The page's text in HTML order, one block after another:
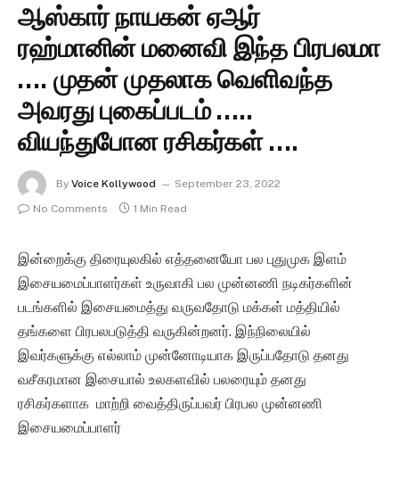
ஆஸ்கார் நாயகன் ஏஆர்
ரஹ்மானின் மனைவி இந்த பிரபலமா
…. முதன் முதலாக வெளிவந்த
அவரது புகைப்படம் …..
வியந்துபோன ரசிகர்கள் ….
By Voice Kollywood
September 23, 2022
No Comments
1 Min Read
இன்றைக்கு திரையுலகில் எத்தனையோ பல புதுமுக இளம்
இசையமைப்பாளர்கள் உருவாகி பல முன்னணி நடிகர்களின்
படங்களில் இசையமைத்து வருவதோடு மக்கள் மத்தியில்
தங்களை பிரபலபடுத்தி வருகின்றனர். இந்நிலையில்
இவர்களுக்கு எல்லாம் முன்னோடியாக இருப்பதோடு தனது
வசீகரமான இசையால் உலகளவில் பலரையும் தனது
ரசிகர்களாக மாற்றி வைத்திருப்பவர் பிரபல முன்னணி
இசையமைப்பாளர்